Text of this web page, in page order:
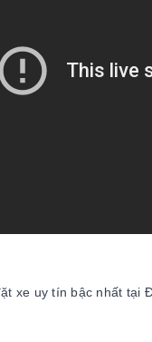
xe uy tín bậc nhất